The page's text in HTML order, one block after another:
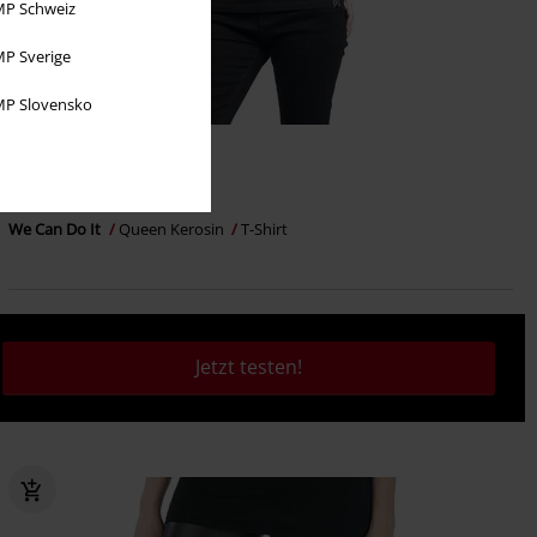
Schweiz
Sverige
Slovensko
We Can Do It Queen Kerosin T-Shirt
Jetzt testen!